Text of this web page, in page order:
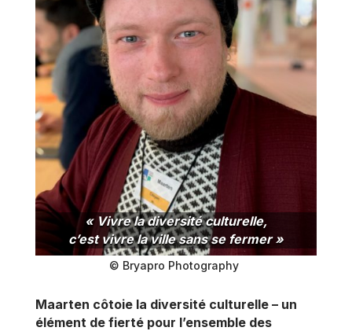
« Vivre la diversité culturelle,
c’est vivre la ville sans se fermer »
© Bryapro Photography
Maarten côtoie la diversité culturelle – un
élément de fierté pour l’ensemble des